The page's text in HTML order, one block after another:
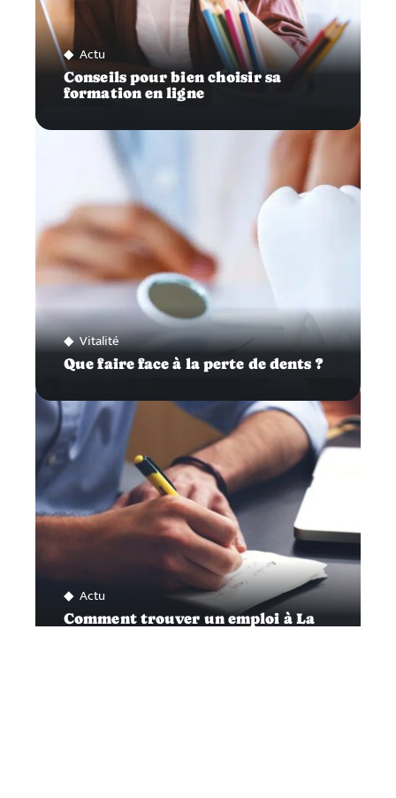
Actu
Conseils pour bien choisir sa
formation en ligne
Vitalité
Que faire face à la perte de dents ?
Actu
Comment trouver un emploi à La